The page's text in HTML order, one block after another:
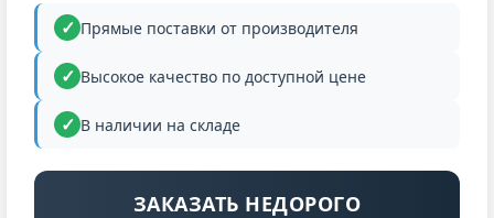
Прямые поставки от производителя
Высокое качество по доступной цене
В наличии на складе
ЗАКАЗАТЬ НЕДОРОГО